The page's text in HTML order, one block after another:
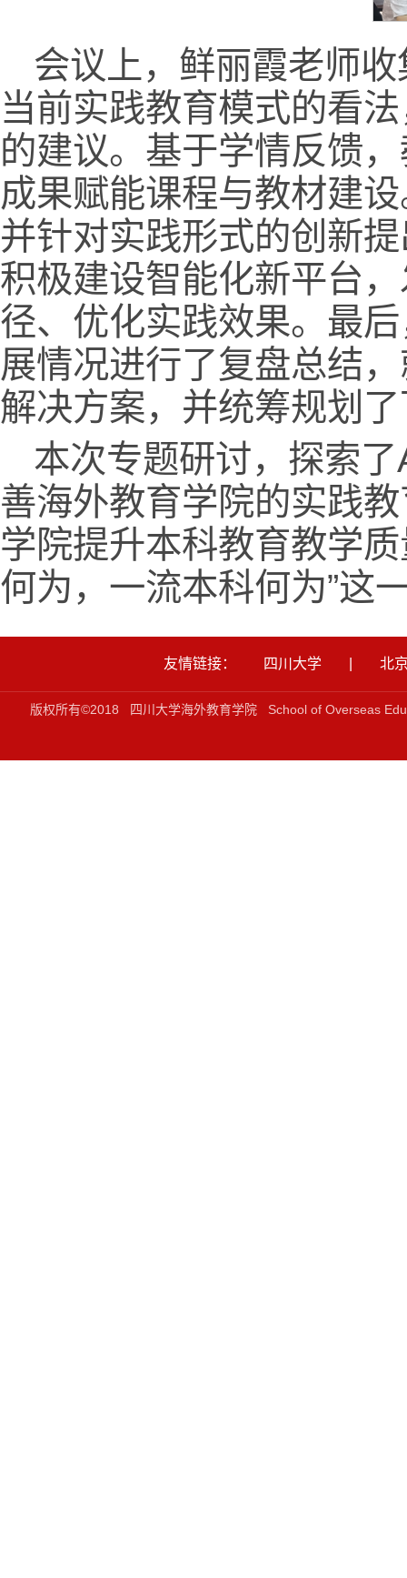
会议上，鲜丽霞老师
当前实践教育模式的看
的建议。基于学情反馈
成果赋能课程与教材建
并针对实践形式的创新
积极建设智能化新平台
径、优化实践效果。最
展情况进行了复盘总结
解决方案，并统筹规划
本次专题研讨，探索
善海外教育学院的实践
学院提升本科教育教学
何为，一流本科何为”这
友情链接： 四川大学 北
版权所有©2018 四川大学海外教育学院 School of Overseas